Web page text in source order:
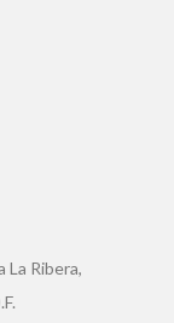
La Ribera,